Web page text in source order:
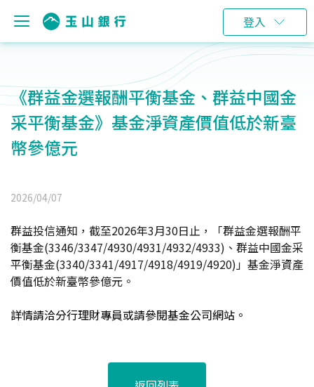
登入
《群益金選報酬平衡基金、群益中國金
采平衡基金》基金淨資產價值低於新臺
幣參億元
2026/04/07
群益投信通知，截至2026年3月30日止，「群益金選報酬平
衡基金(3346/3347/4930/4931/4932/4933)、群益中國金采
平衡基金(3340/3341/4917/4918/4919/4920)」基金淨資產
價值低於新臺幣參億元。
詳情請洽分行理財專員或請參閱基金公司網站。